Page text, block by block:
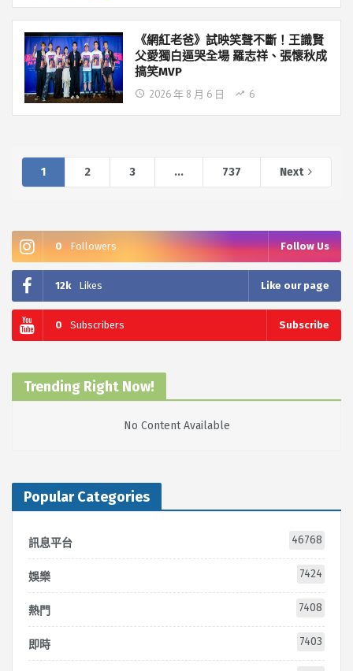
《網紅老爸》試映笑聲不斷！王識賢
父愛獨白逼哭全場 羅志祥、張懷秋成
搞笑MVP
2026 年 8 月 6 日 6
1 2 3 ... 737 Next
0 Followers Follow Us
12k Likes Like our page
0 Subscribers Subscribe
Trending Right Now!
No Content Available
Popular Categories
訊息平台 46768
娛樂 7424
熱門 7408
即時 7403